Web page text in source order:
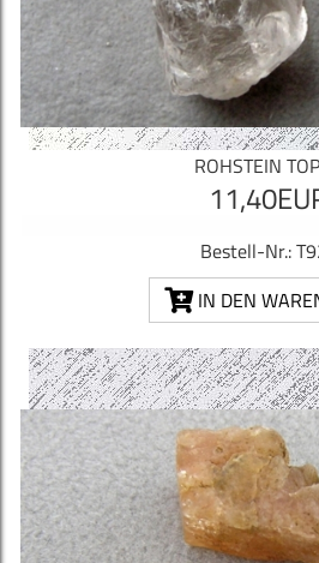
ROHSTEIN
Bestell-Nr.:
IN DEN